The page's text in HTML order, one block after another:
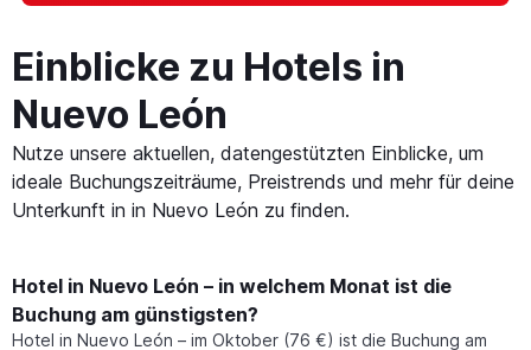
Einblicke zu Hotels in
Nuevo León
Nutze unsere aktuellen, datengestützten Einblicke, um
ideale Buchungszeiträume, Preistrends und mehr für deine
Unterkunft in in Nuevo León zu finden.
Hotel in Nuevo León – in welchem Monat ist die
Buchung am günstigsten?
Hotel in Nuevo León – im Oktober (76 €) ist die Buchung am